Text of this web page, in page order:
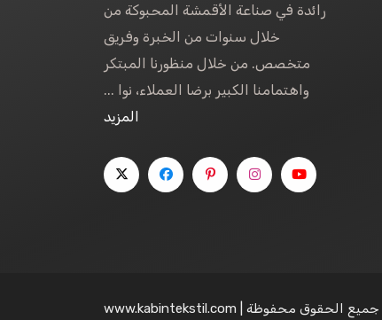
رائدة في صناعة الأقمشة المحبوكة من
خلال سنوات من الخبرة وفريق
متخصص. من خلال منظورنا المبتكر
واهتمامنا الكبير برضا العملاء، نوا ...
المزيد